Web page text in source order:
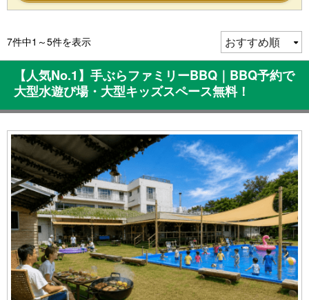
7件中1～5件を表示
【人気No.1】手ぶらファミリーBBQ｜BBQ予約で
大型水遊び場・大型キッズスペース無料！